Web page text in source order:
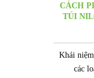
CÁCH
TÚI
Khái
các